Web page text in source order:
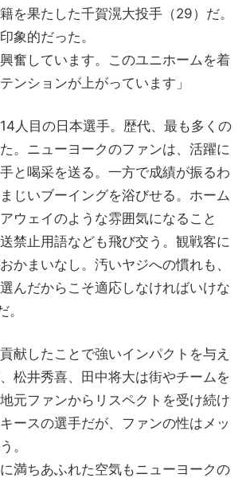
を果たした千賀滉大投手（29）だ。
象的だった。
興奮しています。このユニホームを着
ンションが上がっています」
人目の日本選手。歴代、最も多くの
。ニューヨークのファンは、活躍に
と喝采を送る。一方で成績が振るわ
じいブーイングを浴びせる。ホーム
ウェイのような雰囲気になること
禁止用語なども飛び交う。観戦客に
かまいなし。汚いヤジへの慣れも、
んだからこそ適応しなければいけな
。
献したことで強いインパクトを与え
松井秀喜、田中将大は街やチームを
元ファンからリスペクトを受け続け
ースの選手だが、ファンの性はメッ
。
満ちあふれた空気もニューヨークの